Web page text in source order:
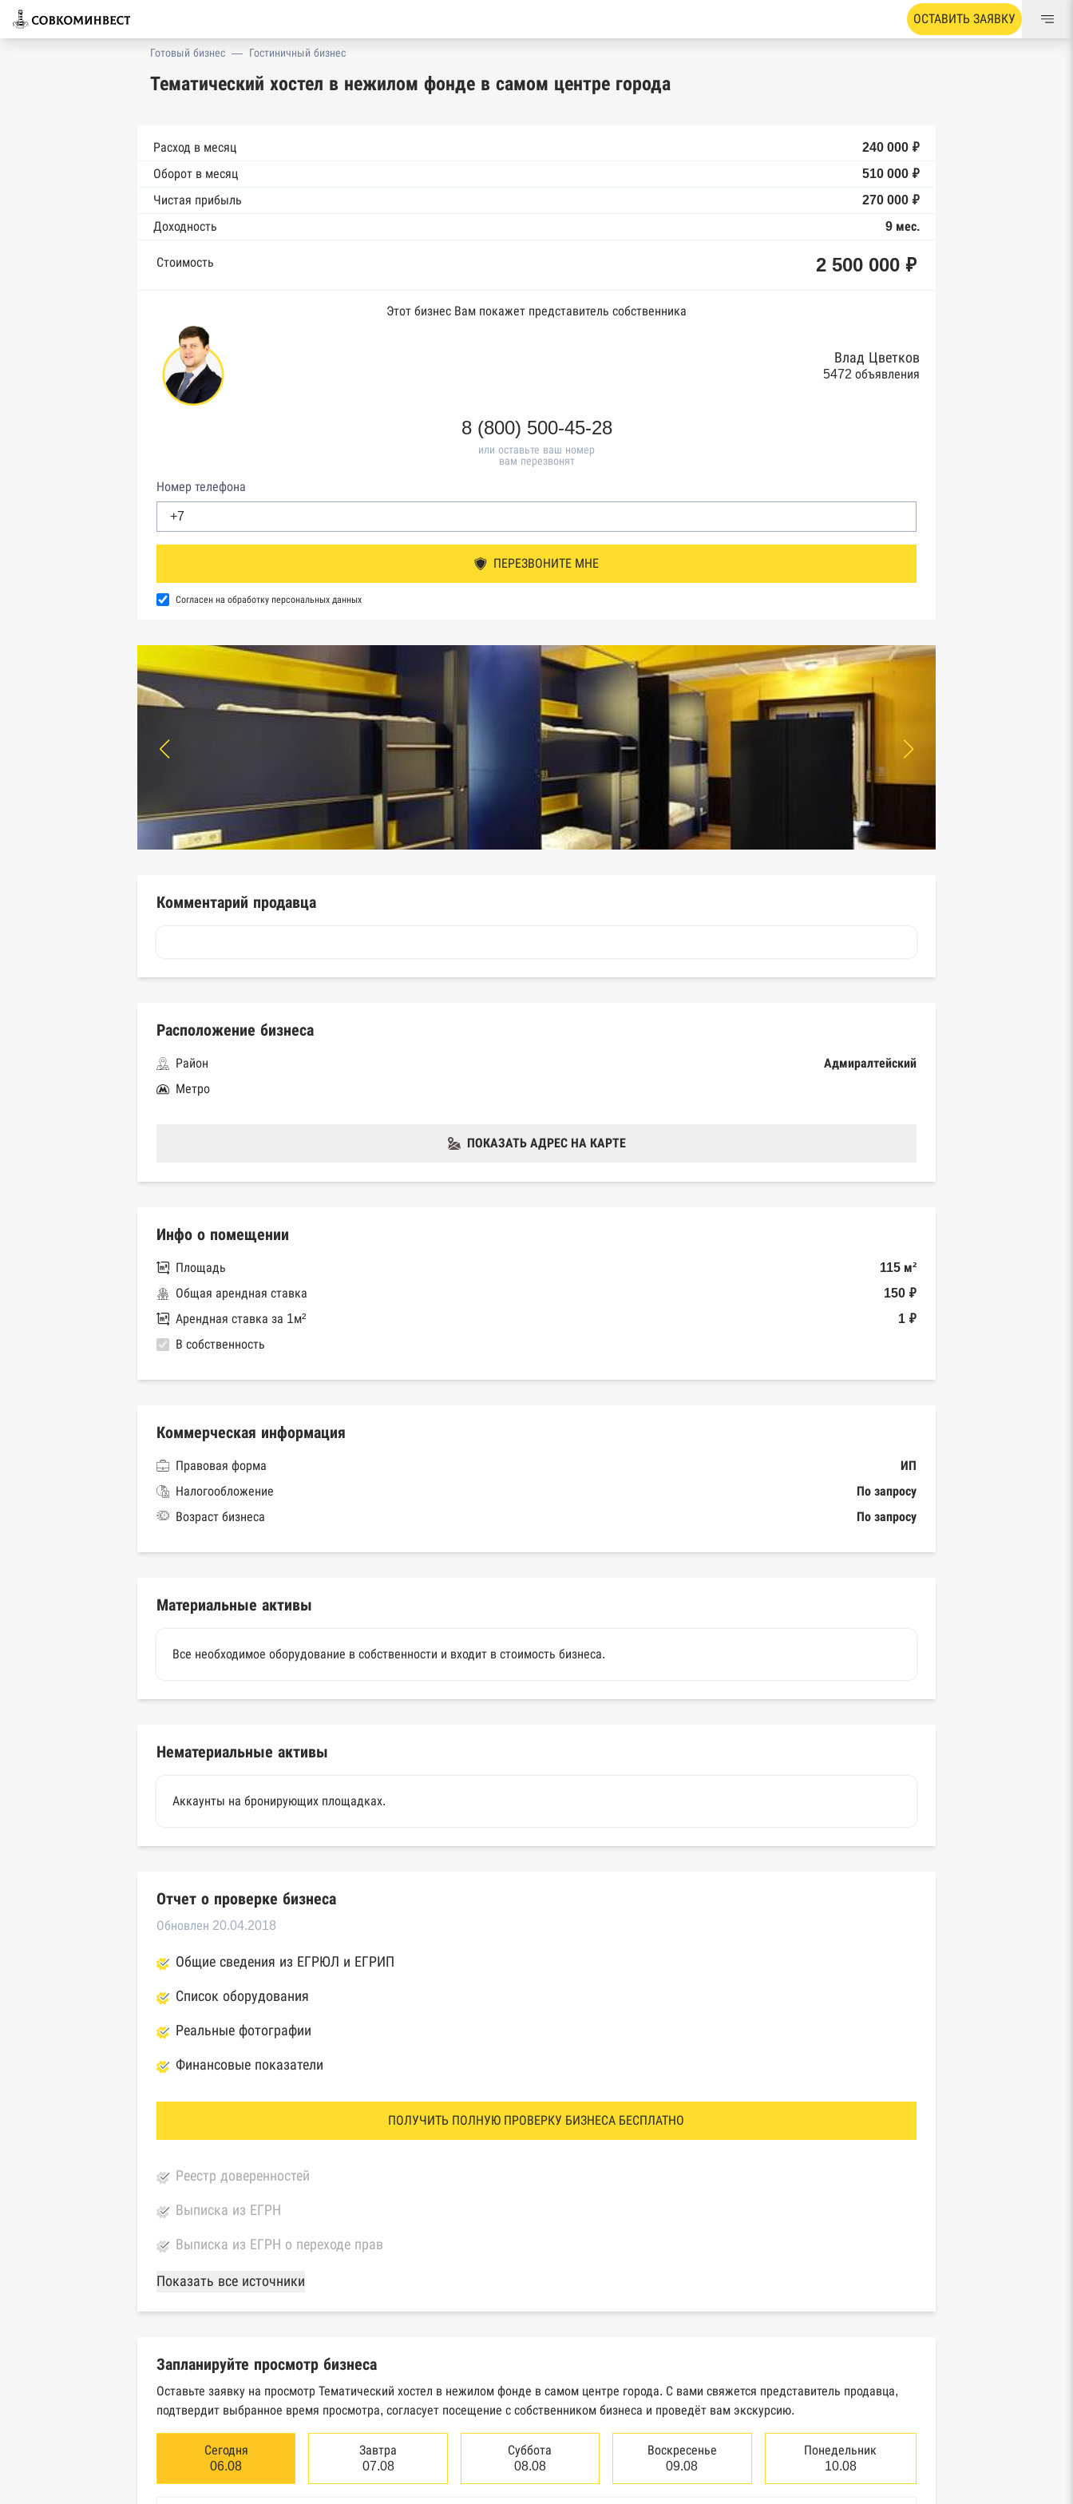
ОСТАВИТЬ ЗАЯВКУ
Готовый бизнес — Гостиничный бизнес
Тематический хостел в нежилом фонде в самом центре города
Расход в месяц
240 000 ₽
Оборот в месяц
510 000 ₽
Чистая прибыль
270 000 ₽
Доходность
9 мес.
Стоимость 2 500 000 ₽
Этот бизнес Вам покажет представитель собственника
Влад Цветков
5472 объявления
8 (800) 500-45-28
или оставьте ваш номер
вам перезвонят
Номер телефона
ПЕРЕЗВОНИТЕ МНЕ
Согласен на обработку персональных данных
Комментарий продавца
Расположение бизнеса
Район
Адмиралтейский
Метро
ПОКАЗАТЬ АДРЕС НА КАРТЕ
Инфо о помещении
Площадь
115 м²
Общая арендная ставка
150 ₽
Арендная ставка за 1м²
1 ₽
В собственность
Коммерческая информация
Правовая форма
ИП
Налогообложение
По запросу
Возраст бизнеса
По запросу
Материальные активы
Все необходимое оборудование в собственности и входит в стоимость бизнеса.
Нематериальные активы
Аккаунты на бронирующих площадках.
Отчет о проверке бизнеса
Обновлен 20.04.2018
Общие сведения из ЕГРЮЛ и ЕГРИП
Список оборудования
Реальные фотографии
Финансовые показатели
ПОЛУЧИТЬ ПОЛНУЮ ПРОВЕРКУ БИЗНЕСА БЕСПЛАТНО
Реестр доверенностей
Выписка из ЕГРН
Выписка из ЕГРН о переходе прав
База Росстата
Реестры ЕГРЮЛ и ЕГРИП Федеральной налоговой службы России
Картотека арбитражных дел Высшего арбитражного суда
Единый федеральный реестр сведений о банкротстве юридических лиц
Единый федеральный реестр сведений о банкротстве физических лиц
Реестр товарных знаков и знаков обслуживания Роспатента
Показать все источники
Запланируйте просмотр бизнеса
Оставьте заявку на просмотр Тематический хостел в нежилом фонде в самом центре города. С вами свяжется представитель продавца,
подтвердит выбранное время просмотра, согласует посещение с собственником бизнеса и проведёт вам экскурсию.
Сегодня
06.08
Завтра
07.08
Суббота
08.08
Воскресенье
09.08
Понедельник
10.08